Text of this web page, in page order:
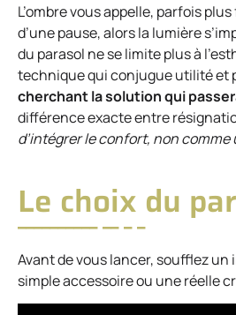
L’ombre vous appelle, parfois
d’une pause, alors la lumière
du parasol ne se limite plus à
technique qui conjugue utilité et
cherchant la solution qui
différence exacte entre
d’intégrer le confort, non
Le choix du
Avant de vous lancer, soufflez
simple accessoire ou une réelle